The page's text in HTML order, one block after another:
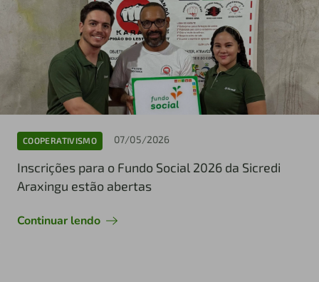
COOPERATIVISMO 07/05/2026
Inscrições para o Fundo Social 2026 da Sicredi
Araxingu estão abertas
Continuar lendo